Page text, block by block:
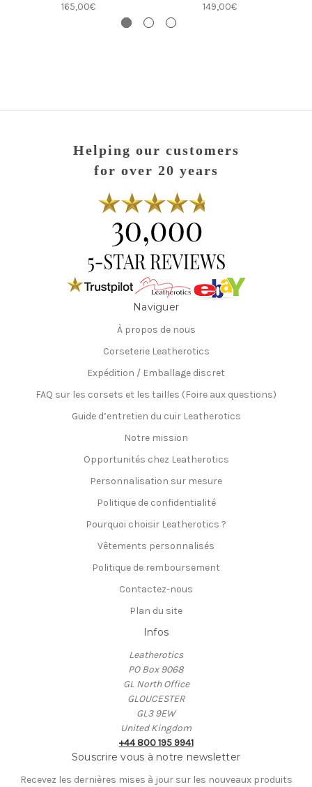
165,00€
149,00€
Helping our customers
for over 20 years
Naviguer
À propos de nous
Corseterie Leatherotics
Expédition / Emballage discret
FAQ sur les corsets et les tailles (Foire aux questions)
Guide d’entretien du cuir Leatherotics
Notre mission
Opportunités chez Leatherotics
Personnalisation sur mesure
Politique de confidentialité
Pourquoi choisir Leatherotics ?
Vêtements personnalisés
Politique de remboursement
Contactez-nous
Plan du site
Infos
Leatherotics
PO Box 9068
GL North Office
GLOUCESTER
GL3 9EW
United Kingdom
+44 800 195 9941
Souscrire vous à notre newsletter
Recevez les dernières mises à jour sur les nouveaux produits